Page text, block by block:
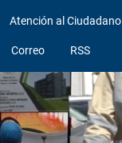
Atención al Ciudadano
Correo RSS